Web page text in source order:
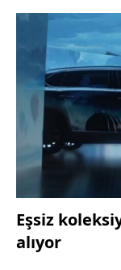
Eşsiz
alıyor